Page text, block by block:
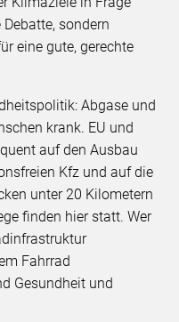
sondern
eine gute, gerechte
Abgase und
krank. EU und
auf den Ausbau
Kfz und auf die
unter 20 Kilometern
finden hier statt. Wer
Fahrrad
Gesundheit und